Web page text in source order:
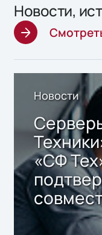
Новости,
Новости
«СФ